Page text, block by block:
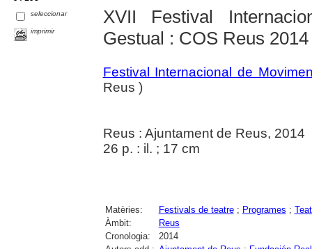
seleccionar
imprimir
XVII Festival
Gestual : COS Reus
Festival Internacional de
Reus )
Reus : Ajuntament de Reus, 2014
26 p. : il. ; 17 cm
Matèries: Festivals de teatre; Programes ;
Àmbit:
Reus
Cronologia:
2014